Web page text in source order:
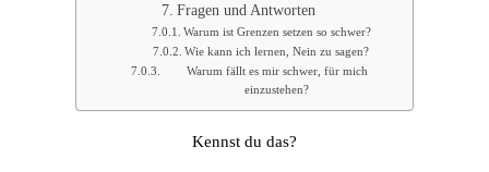
Fragen und Antworten
Warum ist Grenzen setzen so schwer?
Wie kann ich lernen, Nein zu sagen?
Warum fällt es mir schwer, für mich
einzustehen?
Kennst du das?